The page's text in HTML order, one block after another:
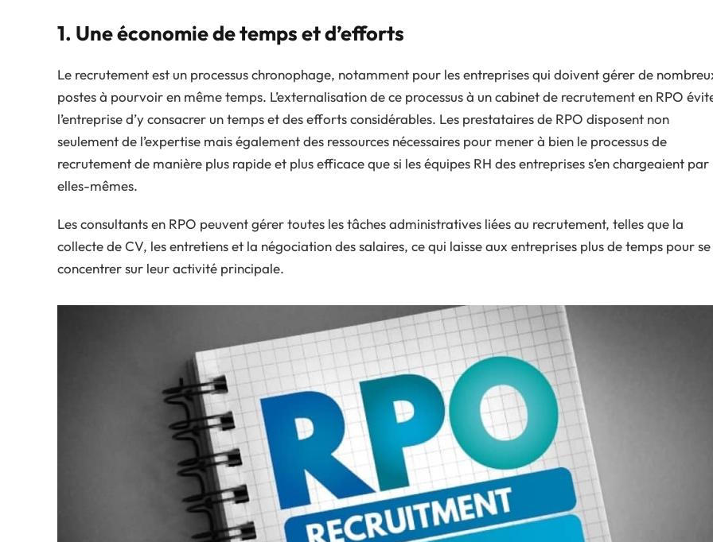
1. Une économie de temps et d’efforts
Le recrutement est un processus chronophage, notamment pour les entreprises qui doivent gérer de
postes à pourvoir en même temps. L’externalisation de ce processus à un cabinet de recrutement en RPO
l’entreprise d’y consacrer un temps et des efforts considérables. Les prestataires de RPO disposent non
seulement de l’expertise mais également des ressources nécessaires pour mener à bien le processus de
recrutement de manière plus rapide et plus efficace que si les équipes RH des entreprises s’en chargeaient par
elles-mêmes.
Les consultants en RPO peuvent gérer toutes les tâches administratives liées au recrutement, telles que la
collecte de CV, les entretiens et la négociation des salaires, ce qui laisse aux entreprises plus de temps pour se
concentrer sur leur activité principale.